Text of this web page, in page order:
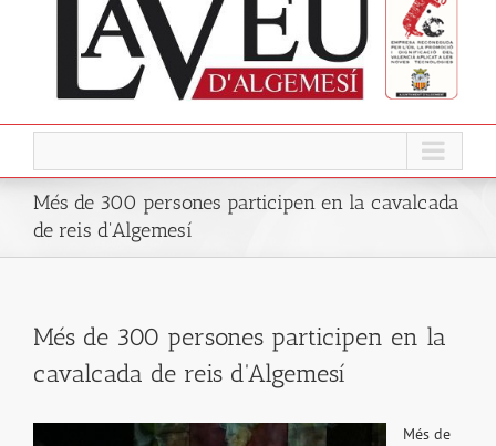
Més de 300 persones participen en la cavalcada
de reis d'Algemesí
Més de 300 persones participen en la
cavalcada de reis d'Algemesí
Més de